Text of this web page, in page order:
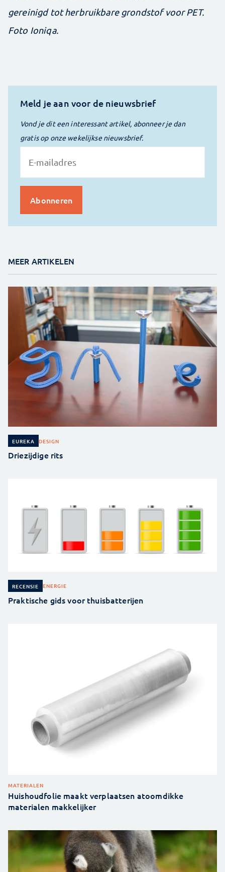
gereinigd tot herbruikbare grondstof voor PET.
Foto Ioniqa.
Meld je aan voor de nieuwsbrief
Vond je dit een interessant artikel, abonneer je dan
gratis op onze wekelijkse nieuwsbrief.
MEER ARTIKELEN
EUREKA DESIGN
Driezijdige rits
RECENSIE ENERGIE
Praktische gids voor thuisbatterijen
MATERIALEN
Huishoudfolie maakt verplaatsen atoomdikke
materialen makkelijker